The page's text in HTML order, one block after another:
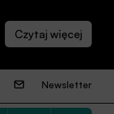
Newsletter